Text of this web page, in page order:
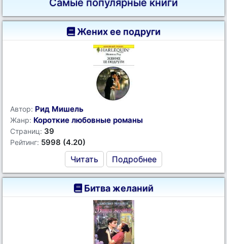
Самые популярные книги
Жених ее подруги
Автор: Рид Мишель
Жанр: Короткие любовные романы
Страниц: 39
Рейтинг: 5998 (4.20)
Читать Подробнее
Битва желаний